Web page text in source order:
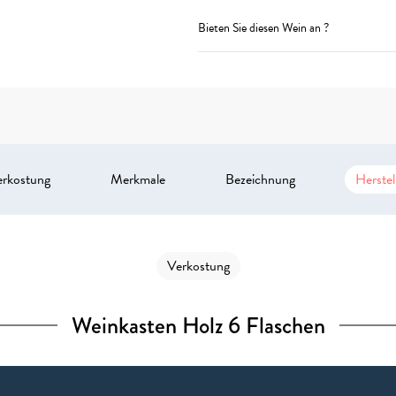
Bieten Sie diesen Wein an ?
Merkmale Bezeichnung
Verkostung
Weinkasten Holz 6 Flaschen